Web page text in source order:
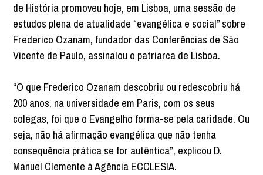
de História promoveu hoje, em Lisboa, uma sessão de
estudos plena de atualidade “evangélica e social” sobre
Frederico Ozanam, fundador das Conferências de São
Vicente de Paulo, assinalou o patriarca de Lisboa.
“O que Frederico Ozanam descobriu ou redescobriu há
200 anos, na universidade em Paris, com os seus
colegas, foi que o Evangelho forma-se pela caridade. Ou
seja, não há afirmação evangélica que não tenha
consequência prática se for autêntica”, explicou D.
Manuel Clemente à Agência ECCLESIA.